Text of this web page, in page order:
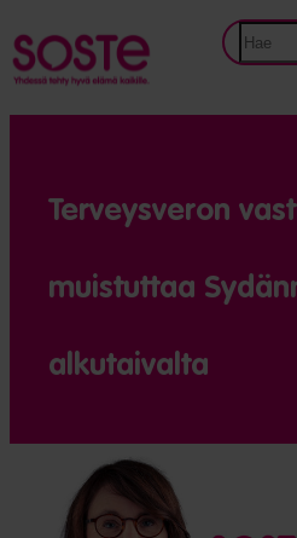
Etsi
Terveys­veron
muistuttaa
alkutaivalta